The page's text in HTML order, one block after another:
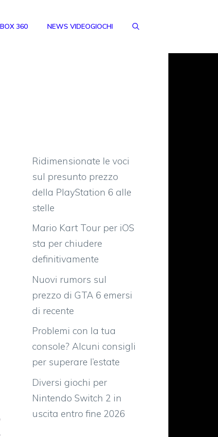
360 NEWS VIDEOGIOCHI
Ridimensionate le voci
sul presunto prezzo
della PlayStation 6 alle
stelle
Mario Kart Tour per iOS
sta per chiudere
definitivamente
Nuovi rumors sul
prezzo di GTA 6 emersi
di recente
Problemi con la tua
console? Alcuni consigli
per superare l’estate
Diversi giochi per
Nintendo Switch 2 in
uscita entro fine 2026